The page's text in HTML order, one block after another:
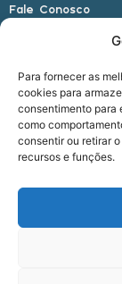
Para fornecer as
cookies para
consentimento para
como
consentir ou retirar
recursos e funções.
Fale Conosco
E-mail:
Telefone:
Rua do
© 2022 -